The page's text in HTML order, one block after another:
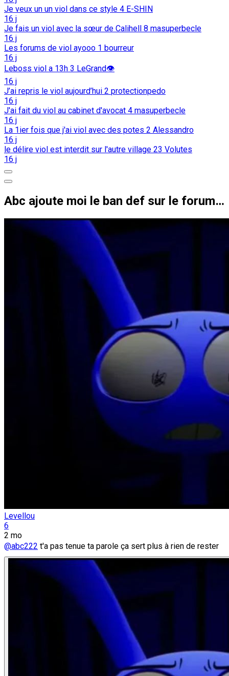
Je veux un un viol dans ce style 4 E-SHIN
16 j
Je fais un viol avec la sœur de Calihell 8 masuperbecle
16 j
Les forums de viol ayooo 1 bourreur
16 j
Leboss viol a 13h 3 LeGrand👁️
16 j
J’ai repris le viol aujourd’hui 2 protectionpedo
16 j
J'ai fait du viol au cabinet d'avocat 4 masuperbecle
16 j
La 1ier fois que j'ai viol avec des potes 2 Alessandro
16 j
le délire viol est interdit sur l'autre village 23 Volutes
16 j
Abc ajoute moi le ban def sur le forum de propulse
Levellou
6
2 mo
@abc222 t'a pas tenue ta parole ça sert plus à rien de rester